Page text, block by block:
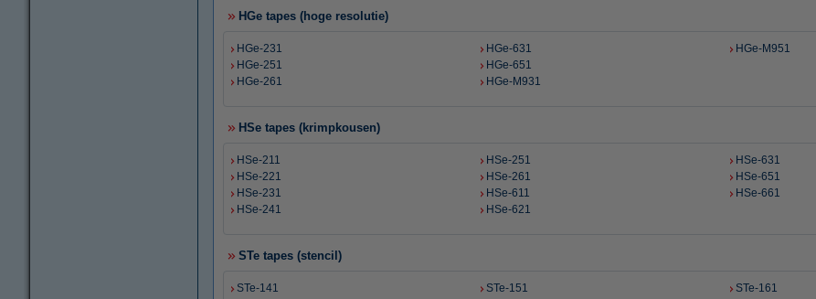
HGe tapes (hoge resolutie)
HGe-231
HGe-251
HGe-261
HGe-631
HGe-651
HGe-M931
HGe-M951
HSe tapes (krimpkousen)
HSe-211
HSe-221
HSe-231
HSe-241
HSe-251
HSe-261
HSe-611
HSe-621
HSe-631
HSe-651
HSe-661
STe tapes (stencil)
STe-141 STe-151 STe-161